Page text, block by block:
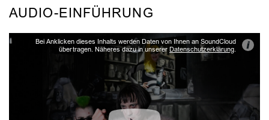
AUDIO-EINFÜHRUNG
Bei Anklicken dieses Inhalts werden Daten von Ihnen an SoundCloud
übertragen. Näheres dazu in unserer Datenschutzerklärung. i